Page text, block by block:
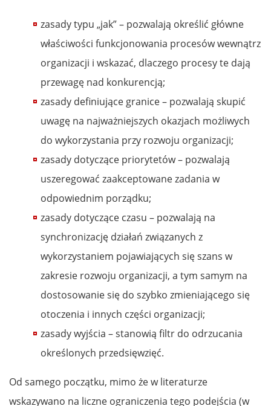
zasady typu „jak” – pozwalają określić główne
właściwości funkcjonowania procesów wewnątrz
organizacji i wskazać, dlaczego procesy te dają
przewagę nad konkurencją;
zasady definiujące granice – pozwalają skupić
uwagę na najważniejszych okazjach możliwych
do wykorzystania przy rozwoju organizacji;
zasady dotyczące priorytetów – pozwalają
uszeregować zaakceptowane zadania w
odpowiednim porządku;
zasady dotyczące czasu – pozwalają na
synchronizację działań związanych z
wykorzystaniem pojawiających się szans w
zakresie rozwoju organizacji, a tym samym na
dostosowanie się do szybko zmieniającego się
otoczenia i innych części organizacji;
zasady wyjścia – stanowią filtr do odrzucania
określonych przedsięwzięć.
Od samego początku, mimo że w literaturze
wskazywano na liczne ograniczenia tego podejścia (w